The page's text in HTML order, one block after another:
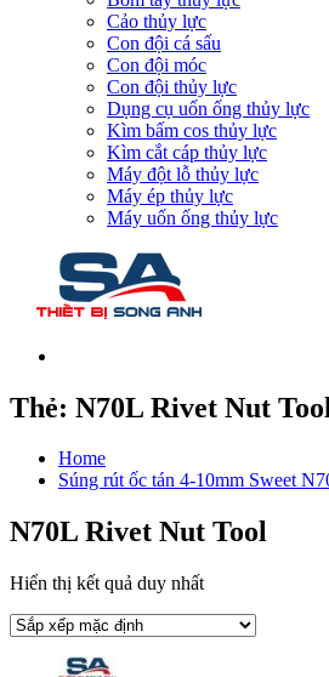
Cảo thủy lực
Con đội cá sấu
Con đội móc
Con đội thủy lực
Dụng cụ uốn ống thủy lực
Kìm bấm cos thủy lực
Kìm cắt cáp thủy lực
Máy đột lỗ thủy lực
Máy ép thủy lực
Máy uốn ống thủy lực
Thẻ: N70L Rivet Nut Tool
Home
Súng rút ốc tán 4-10mm Sweet
N70L Rivet Nut Tool
Hiển thị kết quả duy nhất